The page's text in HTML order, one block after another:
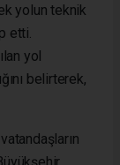
yolun teknik
etti.
yol
belirterek,